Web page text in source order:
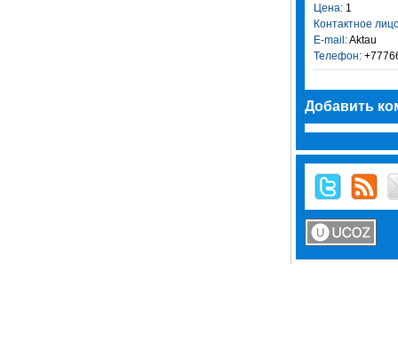
Цена:1
Контактное
E-mail:Aktau
Телефон:
Добавить